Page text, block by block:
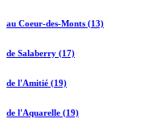
au Coeur-des-Monts (13)
de Salaberry (17)
de l'Amitié (19)
de l'Aquarelle (19)